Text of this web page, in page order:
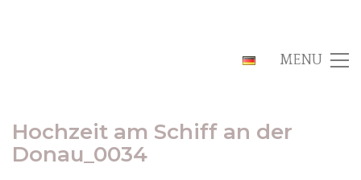
MENU
Hochzeit am Schiff an der
Donau_0034